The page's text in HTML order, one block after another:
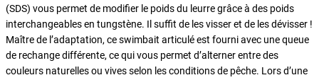
(SDS) vous permet de modifier le poids du leurre grâce à des poids
interchangeables en tungstène. Il suffit de les visser et de les dévisser !
Maître de l’adaptation, ce swimbait articulé est fourni avec une queue
de rechange différente, ce qui vous permet d’alterner entre des
couleurs naturelles ou vives selon les conditions de pêche. Lors d’une